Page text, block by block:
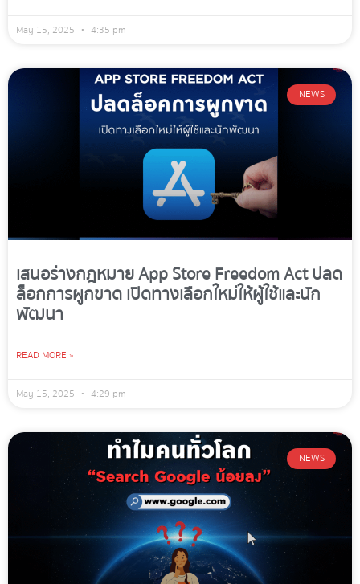
May 15, 2025 4:35 pm
NEWS
เสนอร่างกฎหมาย App Store Freedom Act ปลด
ล็อกการผูกขาด เปิดทางเลือกใหม่ให้ผู้ใช้และนัก
พัฒนา
READ MORE »
May 15, 2025 4:29 pm
NEWS